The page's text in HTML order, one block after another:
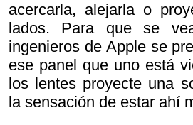
acercarla, alejarla o
lados. Para que se
ingenieros de Apple se
ese panel que uno está
los lentes proyecte una
la sensación de estar ahí